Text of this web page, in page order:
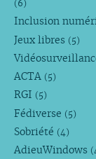
(6)
Inclusion
Jeux libres (5)
ACTA (5)
RGI (5)
Fédiverse (5)
Sobriété (4)
AdieuWindows